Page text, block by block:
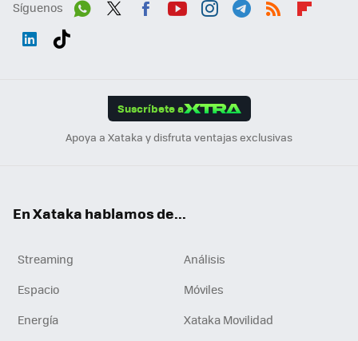
Síguenos
Suscríbete a
Apoya a Xataka y disfruta ventajas exclusivas
En Xataka hablamos de...
Streaming
Análisis
Espacio
Móviles
Energía
Xataka Movilidad